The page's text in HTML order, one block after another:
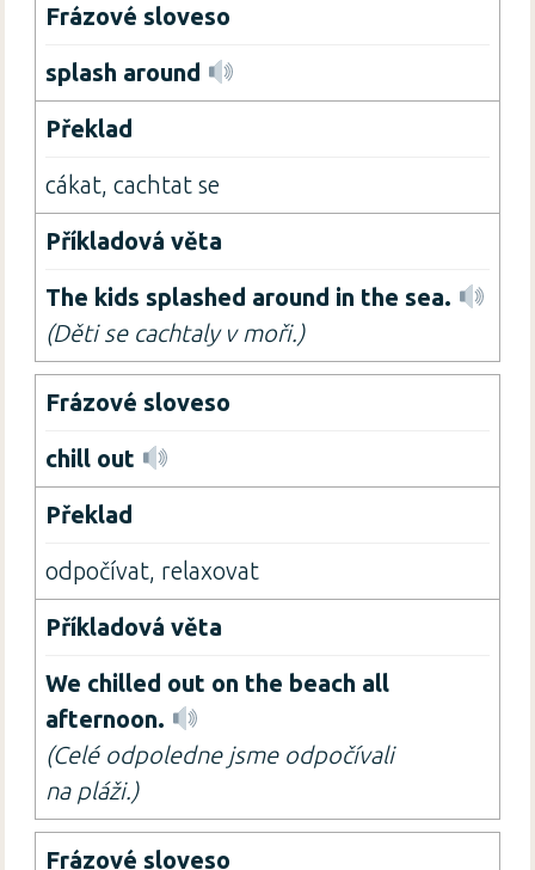
splash around
cákat, cachtat se
The kids splashed around in the sea.
(Děti se cachtaly v moři.)
chill out
odpočívat, relaxovat
We chilled out on the beach all
afternoon.
(Celé odpoledne jsme odpočívali
na pláži.)